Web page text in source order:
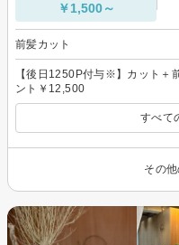
￥1,500～
前髪カット
【後日1250P付与※】カット＋
ント￥12,500
すべて
その